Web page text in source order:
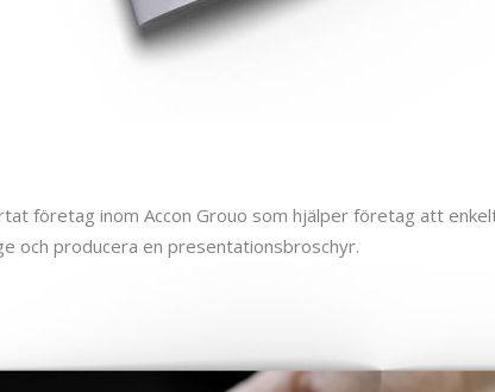
företag inom Accon Grouo som hjälper företag att
och producera en presentationsbroschyr.